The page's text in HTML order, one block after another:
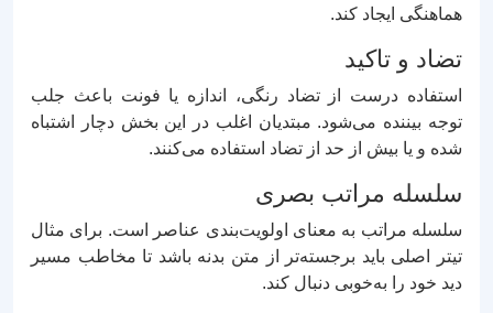
هماهنگی ایجاد کند.
تضاد و تاکید
استفاده درست از تضاد رنگی، اندازه یا فونت باعث جلب
توجه بیننده می‌شود. مبتدیان اغلب در این بخش دچار اشتباه
شده و یا بیش از حد از تضاد استفاده می‌کنند.
سلسله مراتب بصری
سلسله مراتب به معنای اولویت‌بندی عناصر است. برای مثال
تیتر اصلی باید برجسته‌تر از متن بدنه باشد تا مخاطب مسیر
دید خود را به‌خوبی دنبال کند.